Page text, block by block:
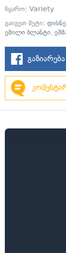
წყარო: Variety
გაიგეთ მეტი:
ემილი ბლანტი,
გაზიარება